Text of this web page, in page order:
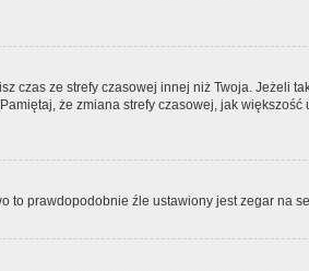
czas ze strefy czasowej innej niż Twoja. Jeżeli
że zmiana strefy czasowej, jak
prawdopodobnie źle ustawiony jest zegar na